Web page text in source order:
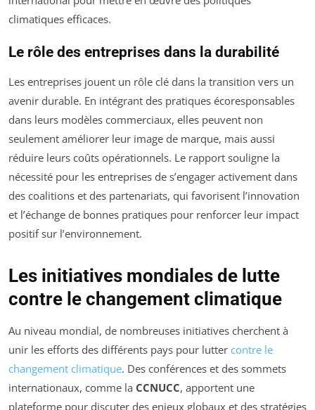
climatiques efficaces.
Le rôle des entreprises dans la durabilité
Les entreprises jouent un rôle clé dans la transition vers un
avenir durable. En intégrant des pratiques écoresponsables
dans leurs modèles commerciaux, elles peuvent non
seulement améliorer leur image de marque, mais aussi
réduire leurs coûts opérationnels. Le rapport souligne la
nécessité pour les entreprises de s’engager activement dans
des coalitions et des partenariats, qui favorisent l’innovation
et l’échange de bonnes pratiques pour renforcer leur impact
positif sur l’environnement.
Les initiatives mondiales de lutte
contre le changement climatique
Au niveau mondial, de nombreuses initiatives cherchent à
unir les efforts des différents pays pour lutter contre le
changement climatique. Des conférences et des sommets
internationaux, comme la CCNUCC, apportent une
plateforme pour discuter des enjeux globaux et des stratégies